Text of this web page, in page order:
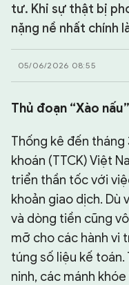
VỤ ÁN NỔI TIẾNG
TƯ LIỆU
CHUYÊN TRANG
tư. Khi sự thật bị
nặng nề nhất chính
05/06/2026 08:55
Thủ đoạn “Xào
Thống kê đến
khoán (TTCK) Việt
triển thần tốc với
khoản giao dịch. Dù
và dòng tiền cũng
mỡ cho các hành vi
túng số liệu kế
ninh, các mánh